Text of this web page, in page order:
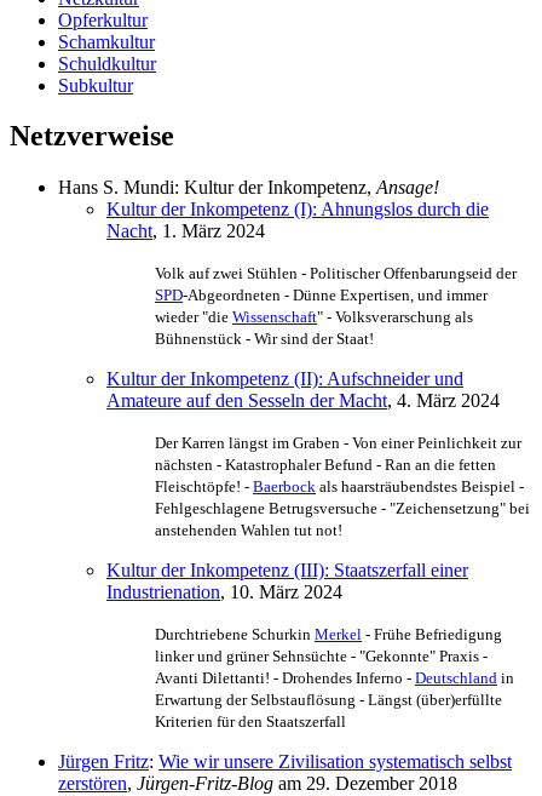
Opferkultur
Schamkultur
Schuldkultur
Subkultur
Netzverweise
Hans S. Mundi: Kultur der Inkompetenz, Ansage!
Kultur der Inkompetenz (I): Ahnungslos durch die
Nacht, 1. März 2024
Volk auf zwei Stühlen - Politischer Offenbarungseid der
SPD-Abgeordneten - Dünne Expertisen, und immer
wieder "die Wissenschaft" - Volksverarschung als
Bühnenstück - Wir sind der Staat!
Kultur der Inkompetenz (II): Aufschneider und
Amateure auf den Sesseln der Macht, 4. März 2024
Der Karren längst im Graben - Von einer Peinlichkeit zur
nächsten - Katastrophaler Befund - Ran an die fetten
Fleischtöpfe! - Baerbock als haarsträubendstes Beispiel -
Fehlgeschlagene Betrugsversuche - "Zeichensetzung" bei
anstehenden Wahlen tut not!
Kultur der Inkompetenz (III): Staatszerfall einer
Industrienation, 10. März 2024
Durchtriebene Schurkin Merkel - Frühe Befriedigung
linker und grüner Sehnsüchte - "Gekonnte" Praxis -
Avanti Dilettanti! - Drohendes Inferno - Deutschland in
Erwartung der Selbstauflösung - Längst (über)erfüllte
Kriterien für den Staatszerfall
Jürgen Fritz: Wie wir unsere Zivilisation systematisch selbst
zerstören, Jürgen-Fritz-Blog am 29. Dezember 2018